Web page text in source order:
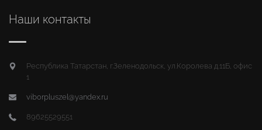
Наши контакты
Республика Татарстан, г.Зеленодольск, ул.Королева д.11Б, офис
1
viborpluszel@yandex.ru
89625529551